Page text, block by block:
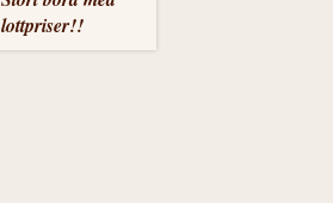
lottpriser!!